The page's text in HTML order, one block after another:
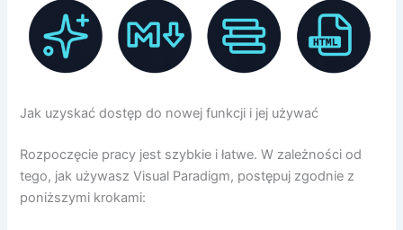
Jak uzyskać dostęp do nowej funkcji i jej używać
Rozpoczęcie pracy jest szybkie i łatwe. W zależności od
tego, jak używasz Visual Paradigm, postępuj zgodnie z
poniższymi krokami: